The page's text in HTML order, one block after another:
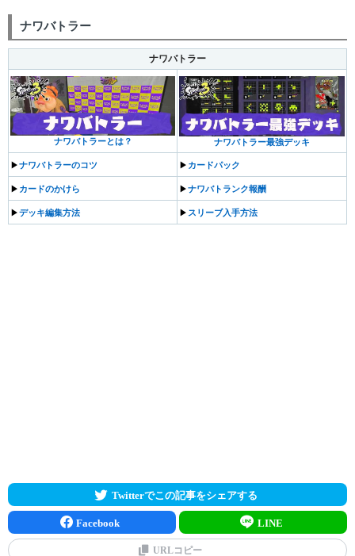
ナワバトラー
ナワバトラー
ナワバトラーとは？ ナワバトラー最強デッキ
▶︎ナワバトラーのコツ ▶︎ カードパック
▶︎ カードのかけら ▶︎ナワバトランク報酬
▶︎デッキ編集方法 ▶︎スリーブ入手方法
Twitterでこの記事をシェアする
Facebook LINE
URLコピー